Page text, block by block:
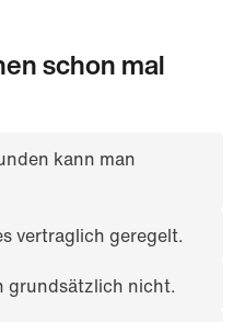
schon mal
kann man
vertraglich geregelt.
grundsätzlich nicht.